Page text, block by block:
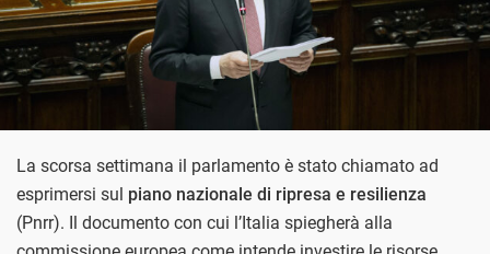
La scorsa settimana il parlamento è stato chiamato ad
esprimersi sul piano nazionale di ripresa e resilienza
(Pnrr). Il documento con cui l’Italia spiegherà alla